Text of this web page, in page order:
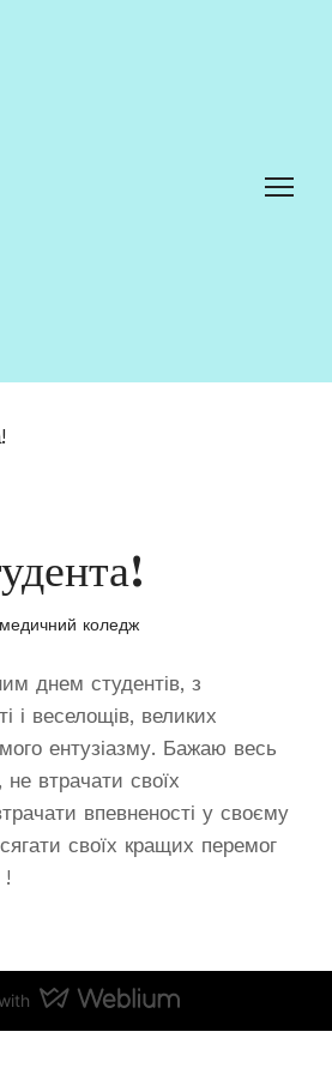
коледж
днем студентів, з
і веселощів, великих
ентузіазму. Бажаю весь
втрачати своїх
впевненості у своєму
своїх кращих перемог
!